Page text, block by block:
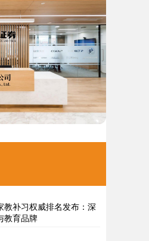
教补习权威排名发布：深
教育品牌